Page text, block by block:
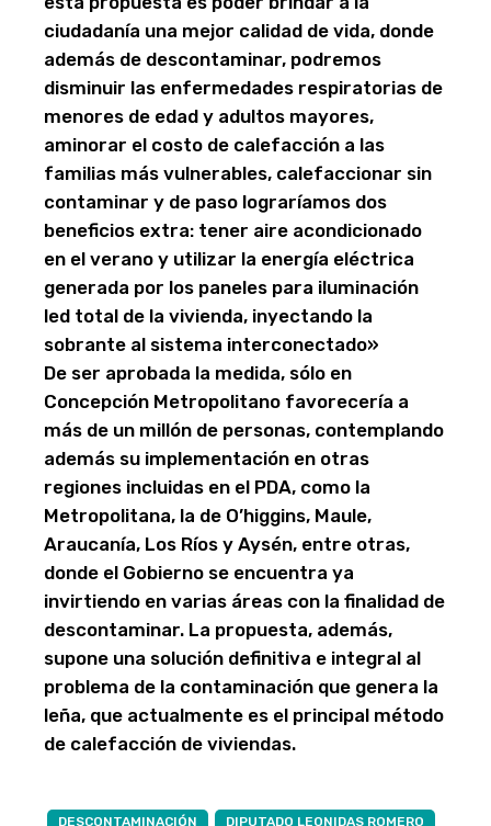
ciudadanía una mejor calidad de vida, donde
además de descontaminar, podremos
disminuir las enfermedades respiratorias de
menores de edad y adultos mayores,
aminorar el costo de calefacción a las
familias más vulnerables, calefaccionar sin
contaminar y de paso lograríamos dos
beneficios extra: tener aire acondicionado
en el verano y utilizar la energía eléctrica
generada por los paneles para iluminación
led total de la vivienda, inyectando la
sobrante al sistema interconectado»
De ser aprobada la medida, sólo en
Concepción Metropolitano favorecería a
más de un millón de personas, contemplando
además su implementación en otras
regiones incluidas en el PDA, como la
Metropolitana, la de O’higgins, Maule,
Araucanía, Los Ríos y Aysén, entre otras,
donde el Gobierno se encuentra ya
invirtiendo en varias áreas con la finalidad de
descontaminar. La propuesta, además,
supone una solución definitiva e integral al
problema de la contaminación que genera la
leña, que actualmente es el principal método
de calefacción de viviendas.
DESCONTAMINACIÓN DIPUTADO LEONIDAS ROMERO